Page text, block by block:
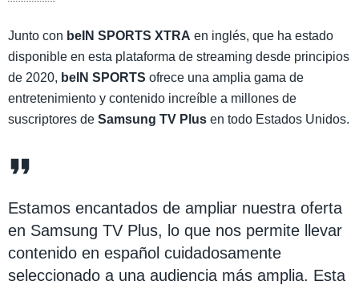
Junto con beIN SPORTS XTRA en inglés, que ha estado
disponible en esta plataforma de streaming desde principios
de 2020, beIN SPORTS ofrece una amplia gama de
entretenimiento y contenido increíble a millones de
suscriptores de Samsung TV Plus en todo Estados Unidos.
Estamos encantados de ampliar nuestra oferta
en Samsung TV Plus, lo que nos permite llevar
contenido en español cuidadosamente
seleccionado a una audiencia más amplia. Esta